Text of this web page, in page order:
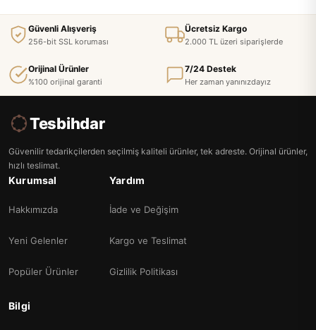
Güvenli Alışveriş
256-bit SSL koruması
Ücretsiz Kargo
2.000 TL üzeri siparişlerde
Orijinal Ürünler
%100 orijinal garanti
7/24 Destek
Her zaman yanınızdayız
Tesbihdar
Güvenilir tedarikçilerden seçilmiş kaliteli ürünler, tek adreste. Orijinal ürünler,
hızlı teslimat.
Kurumsal
Hakkımızda
Yeni Gelenler
Popüler Ürünler
Yardım
İade ve Değişim
Kargo ve Teslimat
Gizlilik Politikası
Bilgi